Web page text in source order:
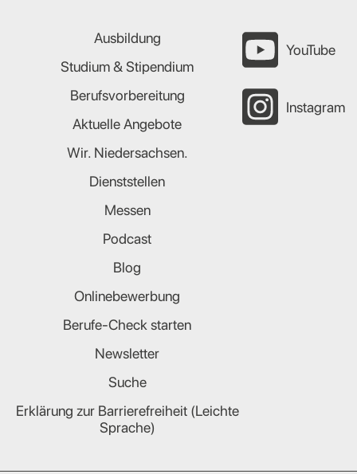
Ausbildung
Studium & Stipendium
Berufsvorbereitung
Aktuelle Angebote
Wir. Niedersachsen.
Dienststellen
Messen
Podcast
Blog
Onlinebewerbung
Berufe-Check starten
Newsletter
Suche
Erklärung zur Barrierefreiheit (Leichte
Sprache)
YouTube
Instagram